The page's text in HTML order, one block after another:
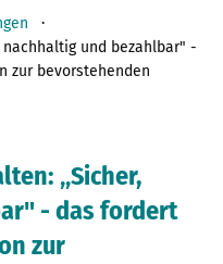
nachhaltig und bezahlbar" -
zur bevorstehenden
„Sicher,
- das fordert
zur